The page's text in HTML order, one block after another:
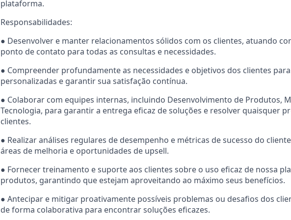
plataforma.
Responsabilidades:
● Desenvolver e manter relacionamentos sólidos com os clientes, atuando
ponto de contato para todas as consultas e necessidades.
● Compreender profundamente as necessidades e objetivos dos clientes
personalizadas e garantir sua satisfação contínua.
● Colaborar com equipes internas, incluindo Desenvolvimento de Produtos,
Tecnologia, para garantir a entrega eficaz de soluções e resolver quaisquer
clientes.
● Realizar análises regulares de desempenho e métricas de sucesso do
áreas de melhoria e oportunidades de upsell.
● Fornecer treinamento e suporte aos clientes sobre o uso eficaz de nossa
produtos, garantindo que estejam aproveitando ao máximo seus benefícios.
● Antecipar e mitigar proativamente possíveis problemas ou desafios dos
de forma colaborativa para encontrar soluções eficazes.